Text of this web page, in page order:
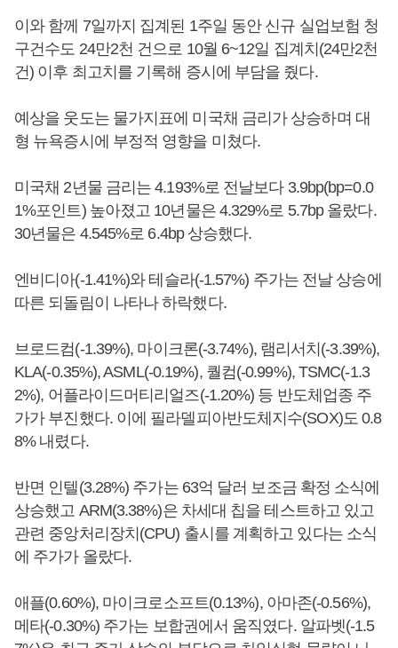
이와 함께 7일까지 집계된 1주일 동안 신규 실업보험 청
구건수도 24만2천 건으로 10월 6~12일 집계치(24만2천
건) 이후 최고치를 기록해 증시에 부담을 줬다.
예상을 웃도는 물가지표에 미국채 금리가 상승하며 대
형 뉴욕증시에 부정적 영향을 미쳤다.
미국채 2년물 금리는 4.193%로 전날보다 3.9bp(bp=0.0
1%포인트) 높아졌고 10년물은 4.329%로 5.7bp 올랐다.
30년물은 4.545%로 6.4bp 상승했다.
엔비디아(-1.41%)와 테슬라(-1.57%) 주가는 전날 상승에
따른 되돌림이 나타나 하락했다.
브로드컴(-1.39%), 마이크론(-3.74%), 램리서치(-3.39%),
KLA(-0.35%), ASML(-0.19%), 퀄컴(-0.99%), TSMC(-1.3
2%), 어플라이드머티리얼즈(-1.20%) 등 반도체업종 주
가가 부진했다. 이에 필라델피아반도체지수(SOX)도 0.8
8% 내렸다.
반면 인텔(3.28%) 주가는 63억 달러 보조금 확정 소식에
상승했고 ARM(3.38%)은 차세대 칩을 테스트하고 있고
관련 중앙처리장치(CPU) 출시를 계획하고 있다는 소식
에 주가가 올랐다.
애플(0.60%), 마이크로소프트(0.13%), 아마존(-0.56%),
메타(-0.30%) 주가는 보합권에서 움직였다. 알파벳(-1.5